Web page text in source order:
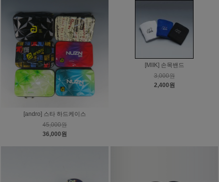
[andro] 스타 하드케이스
45,000원
36,000원
[MIIK] 손목밴드
3,000원
2,400원